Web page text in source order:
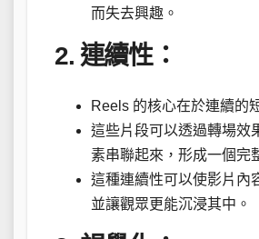
而失去興趣。
2. 連續性：
Reels 的核心在於連續的
這些片段可以透過轉場效
素串聯起來，形成一個完
這種連續性可以使影片內
並讓觀眾更能沉浸其中。